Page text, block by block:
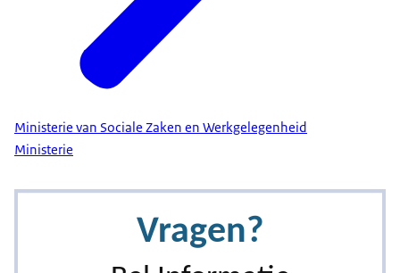
Ministerie van Sociale Zaken en Werkgelegenheid
Ministerie